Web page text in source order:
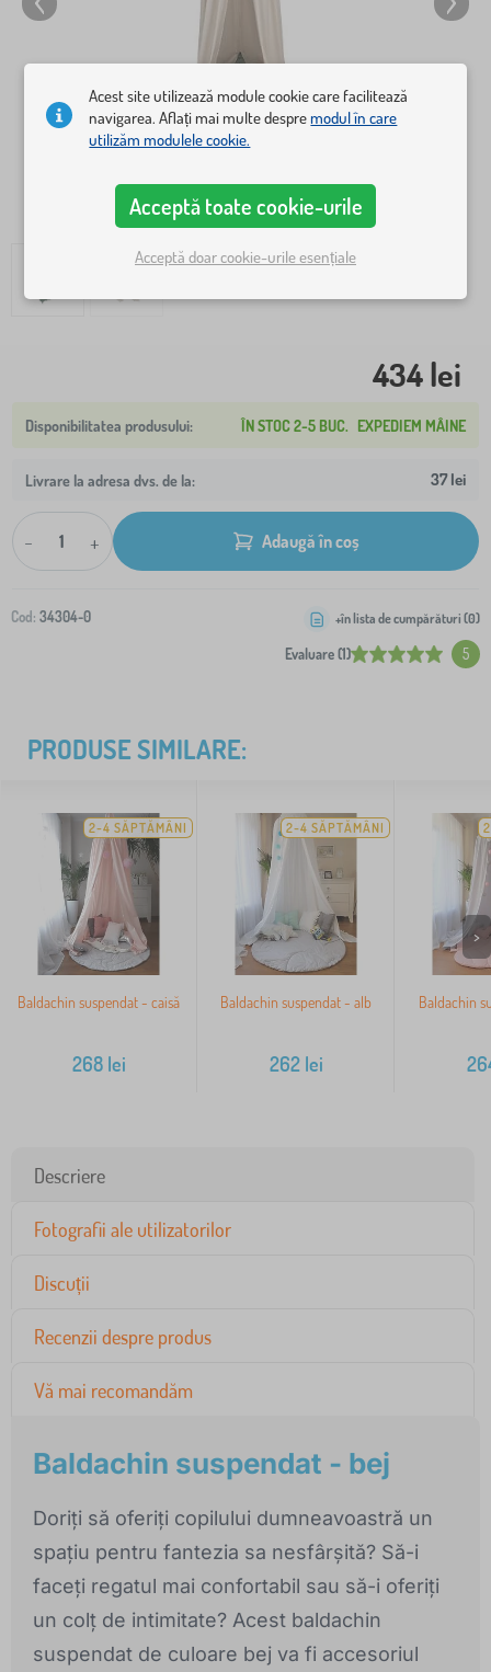
434 lei
ÎN STOC 2-5 BUC. EXPEDIEM MÂINE
Livrare la adresa dvs. de la: 37 lei
- + Adaugă în coș
Cod: 34304-0
Evaluare (1) 5
+în lista de cumpărături (0)
PRODUSE SIMILARE:
2-4 SĂPTĂMÂNI
Baldachin suspendat - caisă
268lei
2-4 SĂPTĂMÂNI
Baldachin suspendat - alb
262lei
Baldachin
>
Descriere
Fotografii ale utilizatorilor
Discuții
Recenzii despre produs
Vă mai recomandăm
Baldachin suspendat - bej
Doriți să oferiți copilului dumneavoastră un
spațiu pentru fantezia sa nesfârșită? Să-i
faceți regatul mai confortabil sau să-i oferiți
un colț de intimitate? Acest baldachin
suspendat de culoare bej va fi accesoriul
Acest site utilizează module cookie care facilitează
navigarea. Aflați mai multe despremodul în care
utilizăm modulele cookie.
Acceptă toate cookie-urile
Acceptă doar cookie-urile esențiale